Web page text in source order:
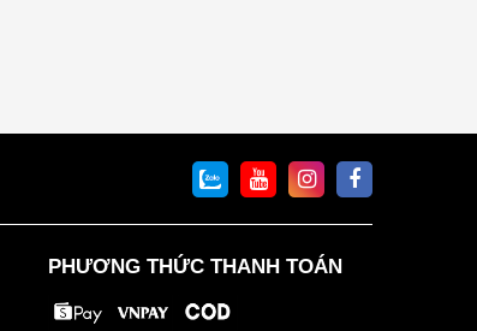
PHƯƠNG THỨC THANH TOÁN